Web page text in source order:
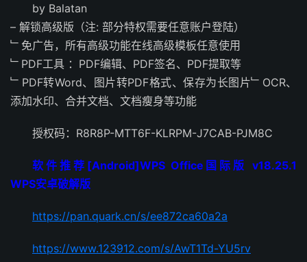
by Balatan
– 解锁高级版（注: 部分特权需要任意账户登陆）
﹂免广告，所有高级功能在线高级模板任意使用
﹂PDF工具 ：PDF编辑、PDF签名、PDF提取等
﹂PDF转Word、图片转PDF格式、保存为长图片﹂OCR、
添加水印、合并文档、文档瘦身等功能
授权码：R8R8P-MTT6F-KLRPM-J7CAB-PJM8C
软件推荐[Android]WPS Office国际版 v18.25.1
WPS安卓破解版
https://pan.quark.cn/s/ee872ca60a2a
https://www.123912.com/s/AwT1Td-YU5rv